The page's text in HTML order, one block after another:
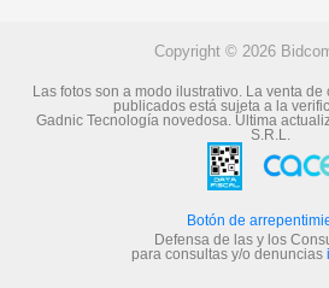
Copyright © 2026
Las fotos son a modo ilustrativo. La venta
publicados está sujeta a la
Gadnic Tecnología novedosa. Última
S.R.L.
Botón de
Defensa de las y los
para consultas y/o denuncias